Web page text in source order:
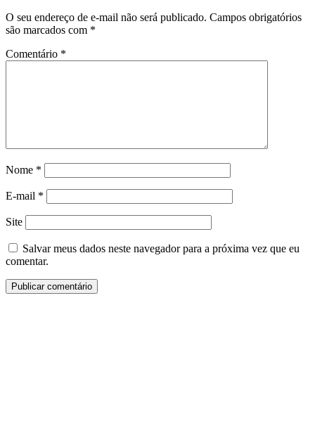
O seu endereço de e-mail não será publicado. Campos obrigatórios
são marcados com *
Comentário *
Nome *
E-mail *
Site
Salvar meus dados neste navegador para a próxima vez que eu
comentar.